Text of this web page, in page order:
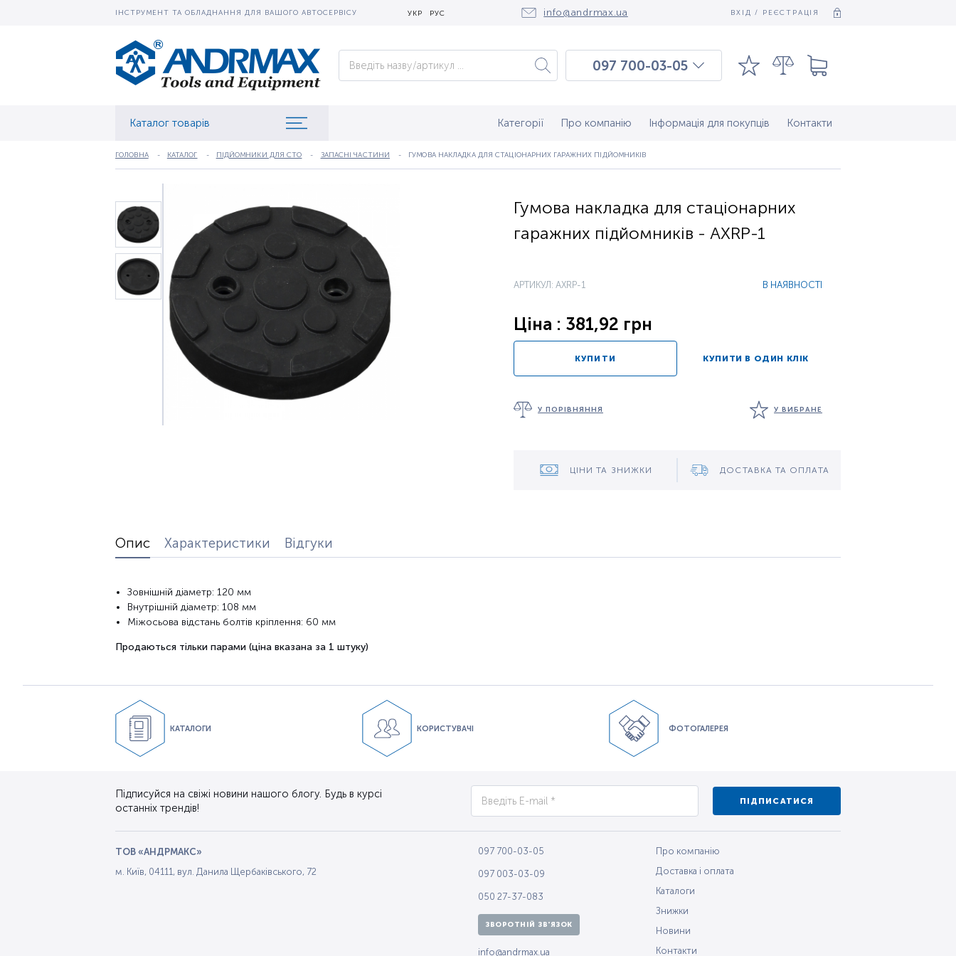
ІНСТРУМЕНТ ТА ОБЛАДНАННЯ ДЛЯ ВАШОГО АВТОСЕРВІСУ УКР РУС info@andrmax.ua ВХІД / РЕЄСТРАЦІЯ
097 700-03-05
097 003-03-09
Каталог товарів Категорії Про компанію Інформація для покупців Контакти
ГОЛОВНА КАТАЛОГ ПІДЙОМНИКИ ДЛЯ СТО ЗАПАСНІ ЧАСТИНИ ГУМОВА НАКЛАДКА ДЛЯ СТАЦІОНАРНИХ ГАРАЖНИХ ПІДЙОМНИКІВ
Гумова накладка для стаціонарних
гаражних підйомників - AXRP-1
АРТИКУЛ: AXRP-1 В НАЯВНОСТІ
Ціна : 381,92 грн
КУПИТИ КУПИТИ В ОДИН КЛІК
У ПОРІВНЯННЯ У ВИБРАНЕ
ЦІНИ ТА ЗНИЖКИ ДОСТАВКА ТА ОПЛАТА
Опис Характеристики Відгуки
Зовнішній діаметр: 120 мм
Внутрішній діаметр: 108 мм
Міжосьова відстань болтів кріплення: 60 мм
Продаються тільки парами (ціна вказана за 1 штуку)
КАТАЛОГИ КОРИСТУВАЧІ ФОТОГАЛЕРЕЯ
Підписуйся на свіжі новини нашого блогу. Будь в курсі
останніх трендів!
ПІДПИСАТИСЯ
ТОВ «АНДРМАКС»
м. Київ, 04111, вул. Данила Щербаківського, 72
097 700-03-05
097 003-03-09
050 27-37-083
ЗВОРОТНІЙ ЗВ'ЯЗОК
info@andrmax.ua
Про компанію
Доставка і оплата
Каталоги
Знижки
Новини
Контакти